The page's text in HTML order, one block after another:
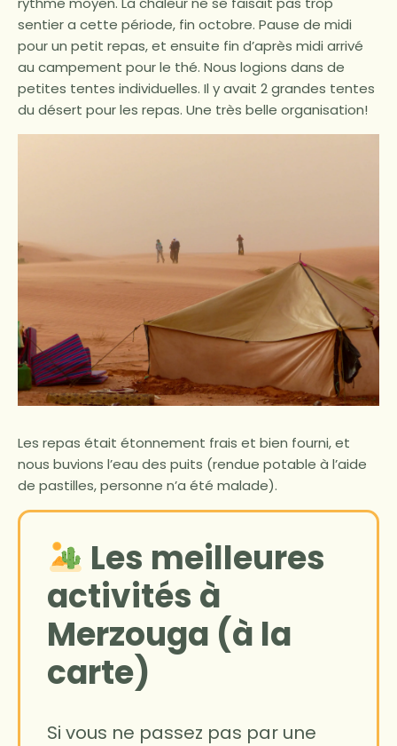
sentier a cette période, fin octobre. Pause de midi
pour un petit repas, et ensuite fin d’après midi arrivé
au campement pour le thé. Nous logions dans de
petites tentes individuelles. Il y avait 2 grandes tentes
du désert pour les repas. Une très belle organisation!
Les repas était étonnement frais et bien fourni, et
nous buvions l’eau des puits (rendue potable à l’aide
de pastilles, personne n’a été malade).
Les meilleures
activités à
Merzouga (à la
carte)
Si vous ne passez pas par une